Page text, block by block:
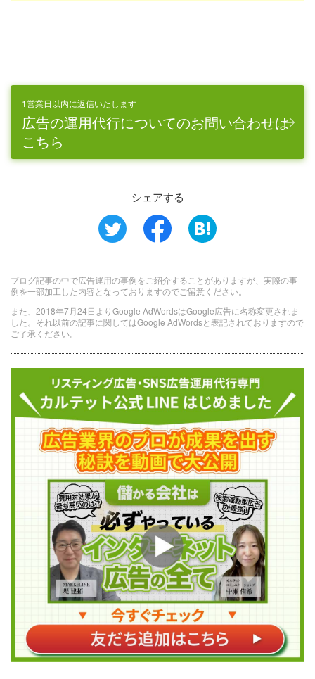
1営業日以内に返信いたします
広告の運用代行についてのお問い合わせは
こちら
シェアする
ブログ記事の中で広告運用の事例をご紹介することがありますが、実際の事
例を一部加工した内容となっておりますのでご留意ください。
また、2018年7月24日よりGoogle AdWordsはGoogle広告に名称変更されま
した。それ以前の記事に関してはGoogle AdWordsと表記されておりますので
ご了承ください。